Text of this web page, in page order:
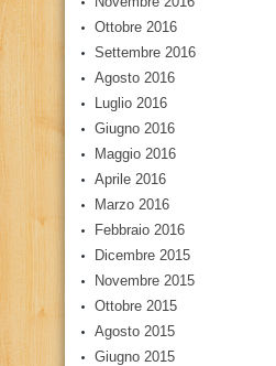
Ottobre 2016
Settembre 2016
Agosto 2016
Luglio 2016
Giugno 2016
Maggio 2016
Aprile 2016
Marzo 2016
Febbraio 2016
Dicembre 2015
Novembre 2015
Ottobre 2015
Agosto 2015
Giugno 2015